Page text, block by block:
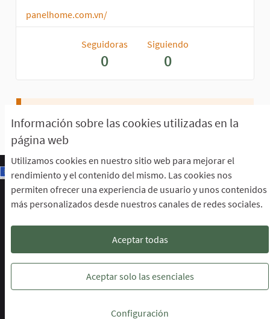
Información sobre las cookies utilizadas en la
página web
Utilizamos cookies en nuestro sitio web para mejorar el
rendimiento y el contenido del mismo. Las cookies nos
permiten ofrecer una experiencia de usuario y unos contenidos
más personalizados desde nuestros canales de redes sociales.
Aceptar todas
Aceptar solo las esenciales
Configuración
panelhome.com.vn/
Seguidoras
0
Siguiendo
0
Escuela de Participación Ciudadana
Área de Participación Ciudadana
Descargar ficheros de datos abiertos
Configuración de cookies
Escuela de Participación Ciudadana en
Escuela de Participación
Escuela de Participación